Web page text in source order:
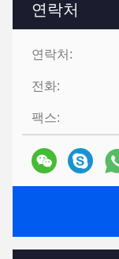
연락처
연락처:
전화:
팩스: